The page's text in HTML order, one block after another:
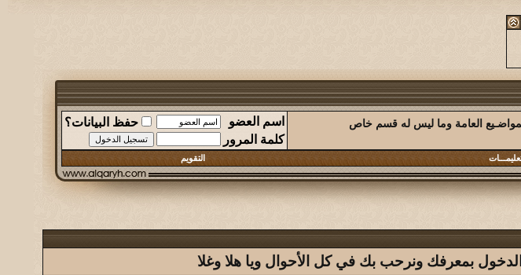
العامة وما ليس له قسم خاص اسم العضو
حفظ البيانات؟
كلمة المرور
التقويم
بمعرفك ونرحب بك في كل الأحوال ويا هلا وغلا